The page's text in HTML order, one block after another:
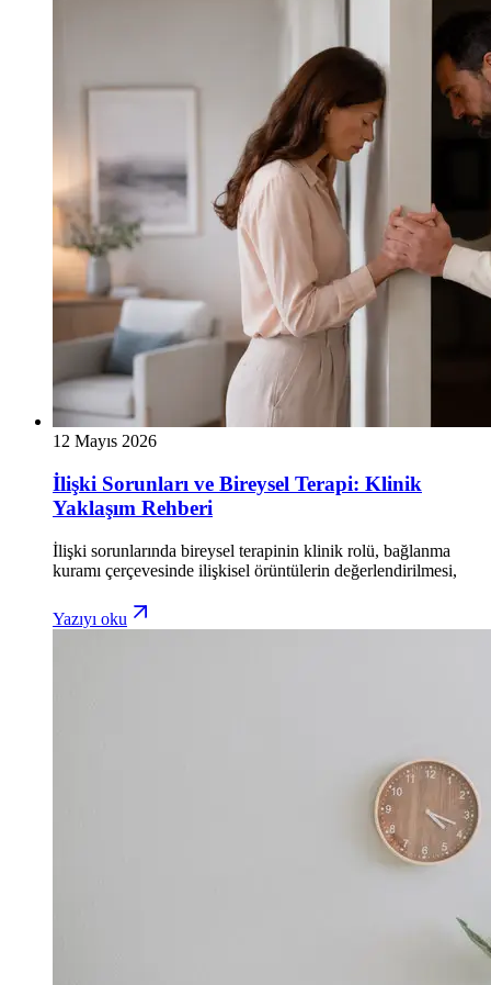
12 Mayıs 2026
İlişki Sorunları ve Bireysel Terapi: Klinik
Yaklaşım Rehberi
İlişki sorunlarında bireysel terapinin klinik rolü, bağlanma
kuramı çerçevesinde ilişkisel örüntülerin değerlendirilmesi,
Yazıyı oku